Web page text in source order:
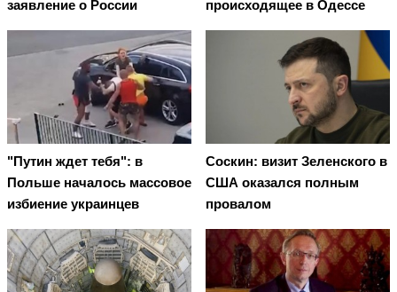
заявление о России
происходящее в Одессе
"Путин ждет тебя": в
Польше началось массовое
избиение украинцев
Соскин: визит Зеленского в
США оказался полным
провалом